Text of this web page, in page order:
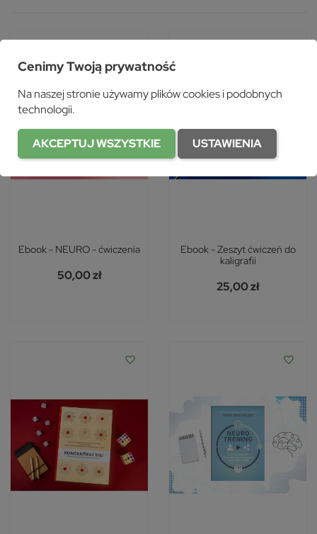
Ebook - NEURO - ćwiczenia
50,00 zł
Ebook - Zeszyt ćwiczeń do
kaligrafii
25,00 zł
favorite_border favorite_border
Cenimy Twoją prywatność
Na naszej stronie używamy plików cookies i podobnych
technologii.
AKCEPTUJ WSZYSTKIE USTAWIENIA